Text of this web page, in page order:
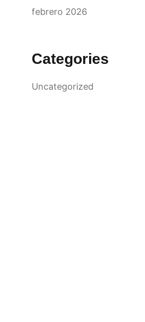
febrero 2026
Categories
Uncategorized